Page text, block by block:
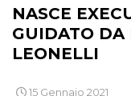
NORMATIVE
NASCE
GUIDATO DA
LEONELLI
15 Gennaio 2021